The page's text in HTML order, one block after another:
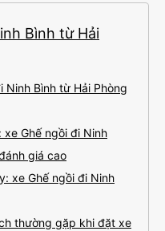
Bình từ Hải
Ninh Bình từ Hải Phòng
xe Ghế ngồi đi Ninh
giá cao
xe Ghế ngồi đi Ninh
thường gặp khi đặt xe